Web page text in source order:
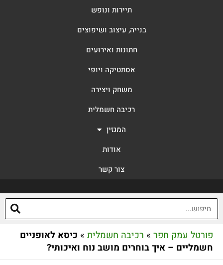
הבית הלבן
תיירות ונופש
בנייה, עיצוב ושיפוצים
חתונות ואירועים
אסתטיקה ויופי
משחק ויצירה
רכיבה חשמלית
המגזין
אודות
צור קשר
פורטל עמק חפר » רכיבה חשמלית » כיסא לאופניים
חשמליים – איך בוחרים מושב נוח ואיכותי?